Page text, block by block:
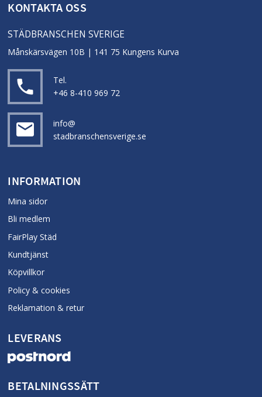
KONTAKTA OSS
STÄDBRANSCHEN SVERIGE
Månskärsvägen 10B | 141 75 Kungens Kurva
local_phone
Tel.
+46 8-410 969 72
email
info@
stadbranschensverige.se
INFORMATION
Mina sidor
Bli medlem
FairPlay Städ
Kundtjänst
Köpvillkor
Policy & cookies
Reklamation & retur
LEVERANS
BETALNINGSSÄTT